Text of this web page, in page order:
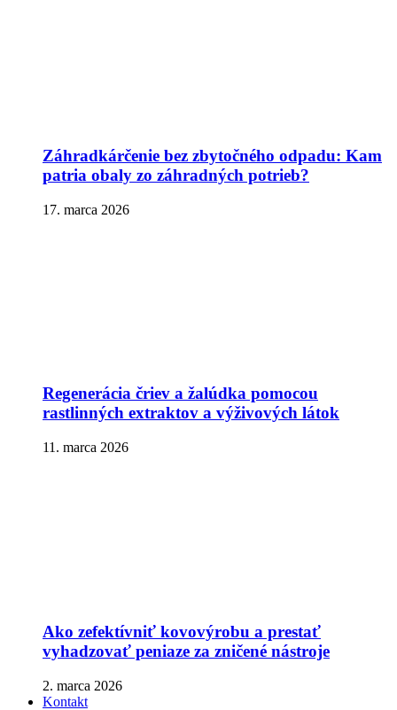
Záhradkárčenie bez zbytočného odpadu: Kam
patria obaly zo záhradných potrieb?
17. marca 2026
Regenerácia čriev a žalúdka pomocou
rastlinných extraktov a výživových látok
11. marca 2026
Ako zefektívniť kovovýrobu a prestať
vyhadzovať peniaze za zničené nástroje
2. marca 2026
Kontakt